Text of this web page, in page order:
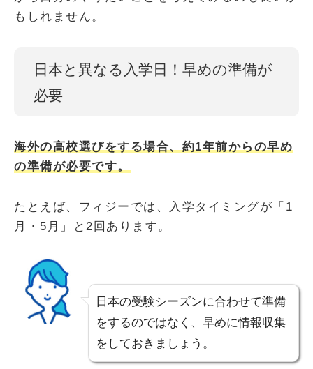
もしれません。
日本と異なる入学日！早めの準備が
必要
海外の高校選びをする場合、約1年前からの早め
の準備が必要です。
たとえば、フィジーでは、入学タイミングが「1
月・5月」と2回あります。
日本の受験シーズンに合わせて準備
をするのではなく、早めに情報収集
をしておきましょう。